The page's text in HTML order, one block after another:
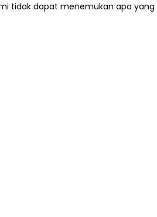
tidak dapat menemukan apa